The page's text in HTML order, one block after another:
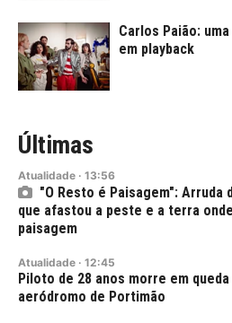
Carlos Paião:
em playback
Últimas
Atualidade · 13:56
"O Resto é Paisagem": Arruda
que afastou a peste e a terra
paisagem
Atualidade · 12:45
Piloto de 28 anos morre em
aeródromo de Portimão